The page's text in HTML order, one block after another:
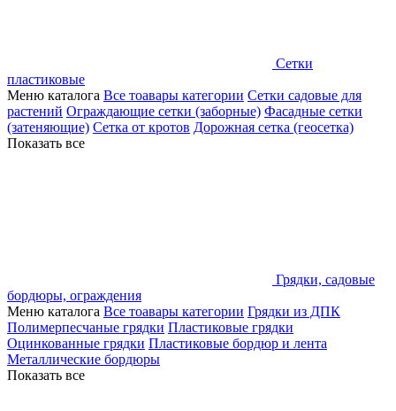
Сетки
пластиковые
Меню каталога Все тоавары категории Сетки садовые для
растений Ограждающие сетки (заборные) Фасадные сетки
(затеняющие) Сетка от кротов Дорожная сетка (геосетка)
Показать все
Грядки, садовые
бордюры, ограждения
Меню каталога Все тоавары категории Грядки из ДПК
Полимерпесчаные грядки Пластиковые грядки
Оцинкованные грядки Пластиковые бордюр и лента
Металлические бордюры
Показать все